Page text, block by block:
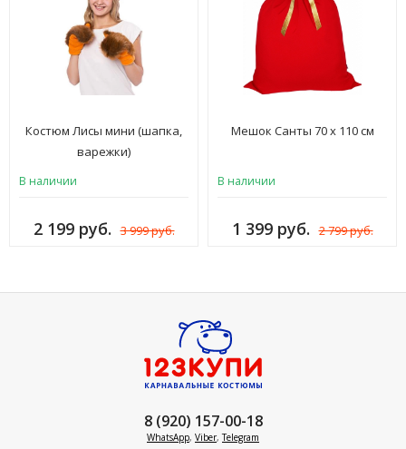
Костюм Лисы мини (шапка,
варежки)
В наличии
2 199 руб. 3 999 руб.
Мешок Санты 70 х 110 см
В наличии
1 399 руб. 2 799 руб.
8 (920) 157-00-18
WhatsApp, Viber,Telegram